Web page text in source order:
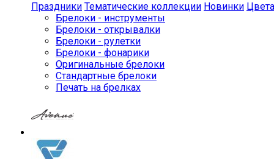
Праздники Тематические коллекции Новинки Цвета
Брелоки - инструменты
Брелоки - открывалки
Брелоки - рулетки
Брелоки - фонарики
Оригинальные брелоки
Стандартные брелоки
Печать на брелках